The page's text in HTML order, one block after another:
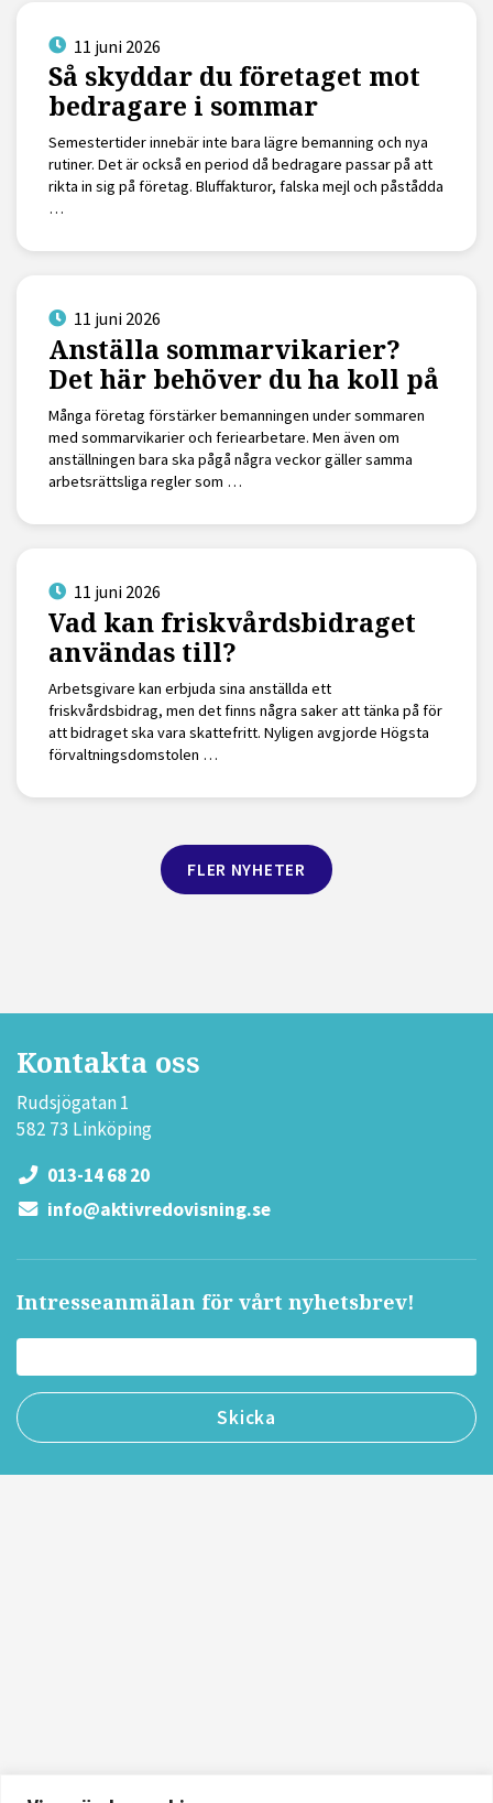
11 juni 2026
Så skyddar du företaget mot
bedragare i sommar
Semestertider innebär inte bara lägre bemanning och nya
rutiner. Det är också en period då bedragare passar på att
rikta in sig på företag. Bluffakturor, falska mejl och påstådda
…
11 juni 2026
Anställa sommarvikarier?
Det här behöver du ha koll på
Många företag förstärker bemanningen under sommaren
med sommarvikarier och feriearbetare. Men även om
anställningen bara ska pågå några veckor gäller samma
arbetsrättsliga regler som …
11 juni 2026
Vad kan friskvårdsbidraget
användas till?
Arbetsgivare kan erbjuda sina anställda ett
friskvårdsbidrag, men det finns några saker att tänka på för
att bidraget ska vara skattefritt. Nyligen avgjorde Högsta
förvaltningsdomstolen …
FLER NYHETER
Kontakta oss
Rudsjögatan 1
582 73 Linköping
013-14 68 20
info@aktivredovisning.se
Intresseanmälan för vårt nyhetsbrev!